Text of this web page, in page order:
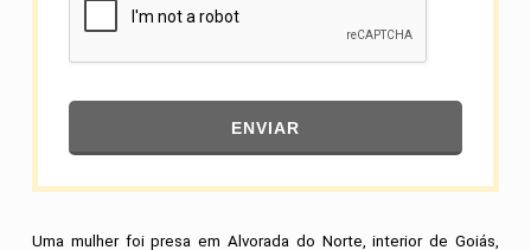
ENVIAR
Uma mulher foi presa em Alvorada do Norte, interior de Goiás,